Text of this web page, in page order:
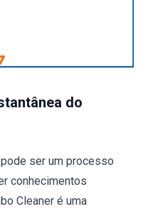
do
ser um processo
conhecimentos
Cleaner é uma